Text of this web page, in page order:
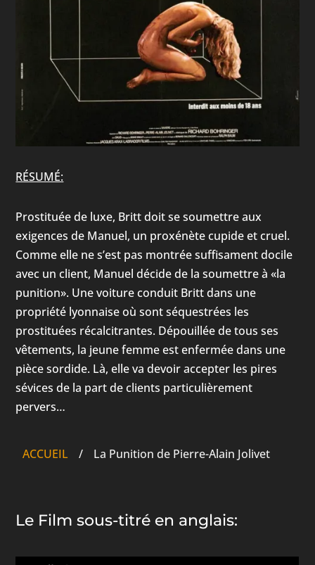
RÉSUMÉ:
Prostituée de luxe, Britt doit se soumettre aux
exigences de Manuel, un proxénète cupide et cruel.
Comme elle ne s’est pas montrée suffisament docile
avec un client, Manuel décide de la soumettre à «la
punition». Une voiture conduit Britt dans une
propriété lyonnaise où sont séquestrées les
prostituées récalcitrantes. Dépouillée de tous ses
vêtements, la jeune femme est enfermée dans une
pièce sordide. Là, elle va devoir accepter les pires
sévices de la part de clients particulièrement
pervers…
ACCUEIL / La Punition de Pierre-Alain Jolivet
Le Film sous-titré en anglais: